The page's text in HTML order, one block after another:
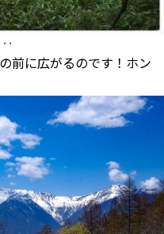
･
前に広がるのです！ホン